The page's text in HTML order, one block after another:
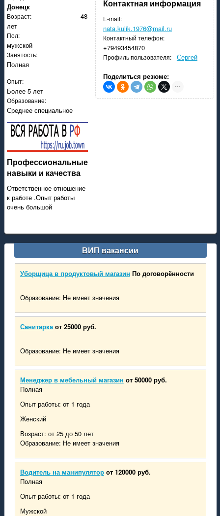
Донецк
Возраст:
48
лет
Пол:
мужской
Занятость:
Полная
Опыт:
Более 5 лет
Образование:
Среднее специальное
Профессиональные
навыки и качества
Ответственное отношение
к работе .Опыт работы
очень большой
Контактная информация
E-mail:
nata.kulik.1976@mail.ru
Контактный телефон:
+79493454870
Профиль пользователя: Сергей
Поделиться резюме:
ВИП вакансии
Уборщица в продуктовый магазин По договорённости
Образование: Не имеет значения
Санитарка от 25000 руб.
Образование: Не имеет значения
Менеджер в мебельный магазин от 50000 руб.
Полная
Опыт работы: от 1 года
Женский
Возраст: от 25 до 50 лет
Образование: Не имеет значения
Водитель на манипулятор от 120000 руб.
Полная
Опыт работы: от 1 года
Мужской